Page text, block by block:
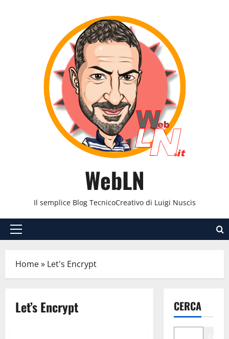
WebLN
Il semplice Blog TecnicoCreativo di Luigi Nuscis
Menu
Home» Let's Encrypt
Let’s Encrypt CERCA